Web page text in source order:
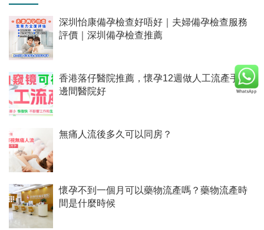
深圳怡康備孕檢查好唔好｜夫婦備孕檢查服務
評價｜深圳備孕檢查推薦
香港落仔醫院推薦，懷孕12週做人工流產手術
邊間醫院好
無痛人流後多久可以同房？
懷孕不到一個月可以藥物流產嗎？藥物流產時
間是什麼時候